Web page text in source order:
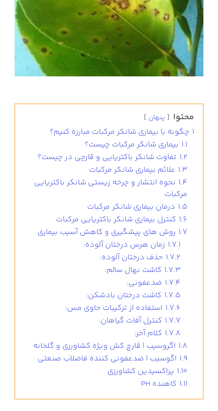
محتوا پنهان
1 چگونه با بیماری شانکر مرکبات مبارزه کنیم؟
1.1 بیماری شانکر مرکبات چیست؟
1.2 تفاوت شانکر باکتریایی و قارچی در چیست؟
1.3 علائم بیماری شانکر مرکبات
1.4 نحوه انتشار و چرخه زیستی شانکر باکتریایی
مرکبات
1.5 درمان بیماری شانکر مرکبات
1.6 کنترل بیماری شانکر باکتریایی مرکبات
1.7 روش های پیشگیری و کاهش آسیب بیماری
1.7.1 زمان هرس درختان آلوده:
1.7.2 حذف درختان آلوده:
1.7.3 کاشت نهال سالم:
1.7.4 ضدعفونی:
1.7.5 کاشت درختان بادشکن:
1.7.6 استفاده از ترکیبات حاوی مس:
1.7.7 کنترل آفات گیاهان:
1.7.8 کلام آخر:
1.8 اگروسیب | قارچ کش ویژه کشاورزی و گلخانه
1.9 اگوسیب | ضدعفونی کننده فاضلاب صنعتی
1.10 پراکسیدین کشاورزی
1.11 کاهنده PH